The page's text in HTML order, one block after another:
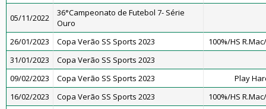
05/11/2022
36°Campeonato de Futebol 7- Série
Ouro
26/01/2023
Copa Verão SS Sports 2023
100%/HS
31/01/2023
Copa Verão SS Sports 2023
09/02/2023
Copa Verão SS Sports 2023
Play
16/02/2023
Copa Verão SS Sports 2023 100%/HS